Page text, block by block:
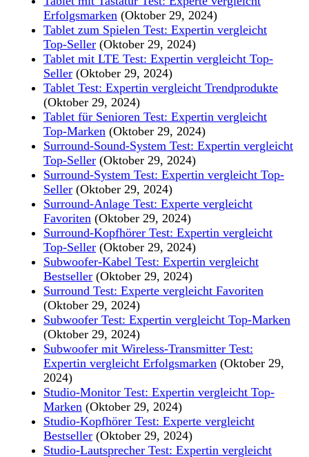
Erfolgsmarken (Oktober 29, 2024)
Tablet zum Spielen Test: Expertin vergleicht
Top-Seller (Oktober 29, 2024)
Tablet mit LTE Test: Expertin vergleicht Top-
Seller (Oktober 29, 2024)
Tablet Test: Expertin vergleicht Trendprodukte
(Oktober 29, 2024)
Tablet für Senioren Test: Expertin vergleicht
Top-Marken (Oktober 29, 2024)
Surround-Sound-System Test: Expertin vergleicht
Top-Seller (Oktober 29, 2024)
Surround-System Test: Expertin vergleicht Top-
Seller (Oktober 29, 2024)
Surround-Anlage Test: Experte vergleicht
Favoriten (Oktober 29, 2024)
Surround-Kopfhörer Test: Expertin vergleicht
Top-Seller (Oktober 29, 2024)
Subwoofer-Kabel Test: Expertin vergleicht
Bestseller (Oktober 29, 2024)
Surround Test: Experte vergleicht Favoriten
(Oktober 29, 2024)
Subwoofer Test: Expertin vergleicht Top-Marken
(Oktober 29, 2024)
Subwoofer mit Wireless-Transmitter Test:
Expertin vergleicht Erfolgsmarken (Oktober 29,
2024)
Studio-Monitor Test: Expertin vergleicht Top-
Marken (Oktober 29, 2024)
Studio-Kopfhörer Test: Experte vergleicht
Bestseller (Oktober 29, 2024)
Studio-Lautsprecher Test: Expertin vergleicht